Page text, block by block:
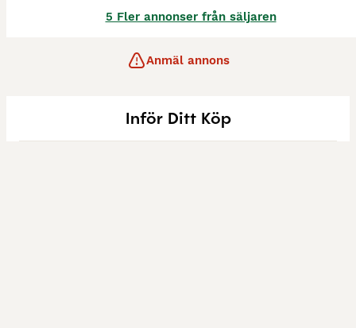
5 Fler annonser från säljaren
Anmäl annons
Inför Ditt Köp